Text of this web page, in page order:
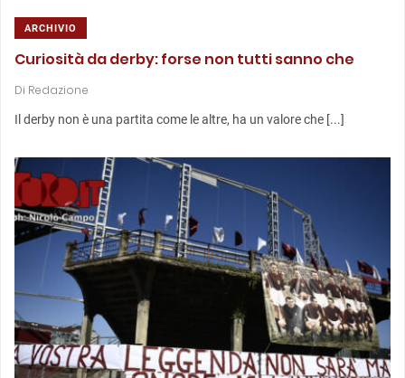
ARCHIVIO
Curiosità da derby: forse non tutti sanno che
Di Redazione
Il derby non è una partita come le altre, ha un valore che [...]